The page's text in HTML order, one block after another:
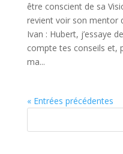
être conscient de sa
revient voir son mentor
Ivan : Hubert, j’essaye
compte tes conseils et,
ma...
« Entrées précédentes